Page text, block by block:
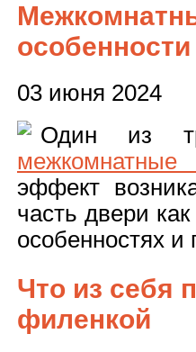
03 июня 2024
Один из
межкомнатные
эффект
часть двери
особенностях
Что из себя
филенкой